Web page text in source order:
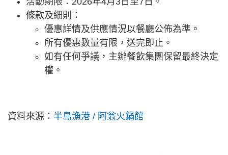
條款及細則：
優惠詳情及供應情況以餐廳公佈為準。
所有優惠數量有限，送完即止。
如有任何爭議，主辦餐飲集團保留最終決定
權。
資料來源： 半島漁港 / 阿翁火鍋館